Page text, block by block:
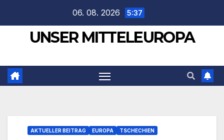
springen
06. 08. 2026 5:37
UNSER MITTELEUROPA
AKTUELLER BEITRAG EUROPA TSCHECHIEN